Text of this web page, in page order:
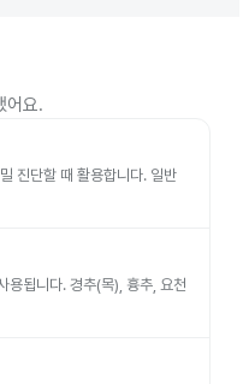
어요.
진단할 때 활용합니다. 일반
용됩니다. 경추(목), 흉추, 요천